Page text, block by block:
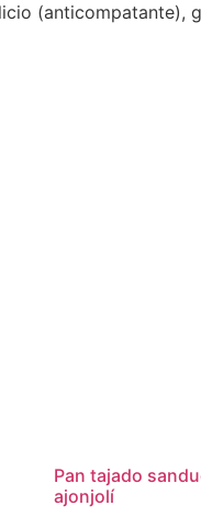
Pan tajado
ajonjolí